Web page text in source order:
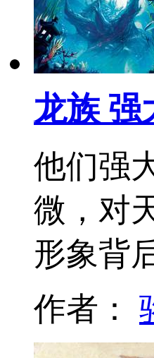
龙族 强
他们强
微，对
形象背
作者：